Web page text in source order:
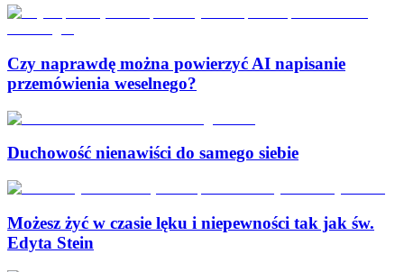
Czy naprawdę można powierzyć AI napisanie
przemówienia weselnego?
Duchowość nienawiści do samego siebie
Możesz żyć w czasie lęku i niepewności tak jak św.
Edyta Stein